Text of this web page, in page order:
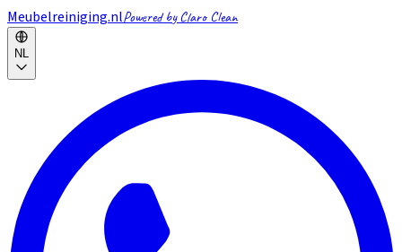
Meubelreiniging.nlPowered by Claro Clean
NL